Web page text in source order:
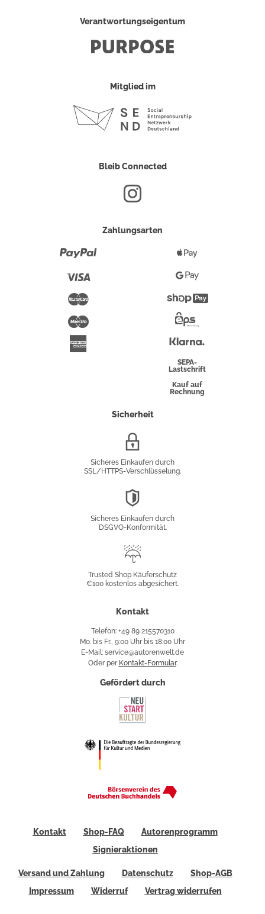
Verantwortungseigentum
Mitglied im
Bleib Connected
Zahlungsarten
Maestro
Pay
Google
Pay
Überweisung
SEPA-
Lastschrift
Kauf auf
Rechnung
Sicherheit
Sicheres Einkaufen durch
SSL/HTTPS-Verschlüsselung.
Sicheres Einkaufen durch
DSGVO-Konformität.
Käuferschutz
Trusted Shop Käuferschutz
€100 kostenlos abgesichert.
Kontakt
Telefon: +49 89 215570310
Mo. bis Fr., 9:00 Uhr bis 18:00 Uhr
E-Mail: service@autorenwelt.de
Oder per Kontakt-Formular.
Gefördert durch
Kontakt Shop-FAQ
Autorenprogramm
Signieraktionen
Versand und Zahlung Datenschutz
Shop-AGB
Impressum
Widerruf Vertrag widerrufen